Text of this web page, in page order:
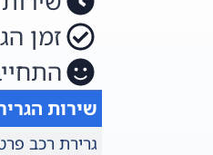
זמן
שירות
גרירת רכב פרטי